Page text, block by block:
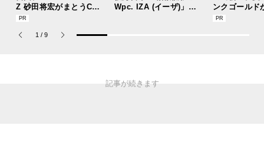
Z 砂田将宏がまとうCOA
CHの新作フレグランス
ナム パルファム」
Wpc. IZA (イーザ)」が
ンクゴールド
“SUMMER
1 / 9